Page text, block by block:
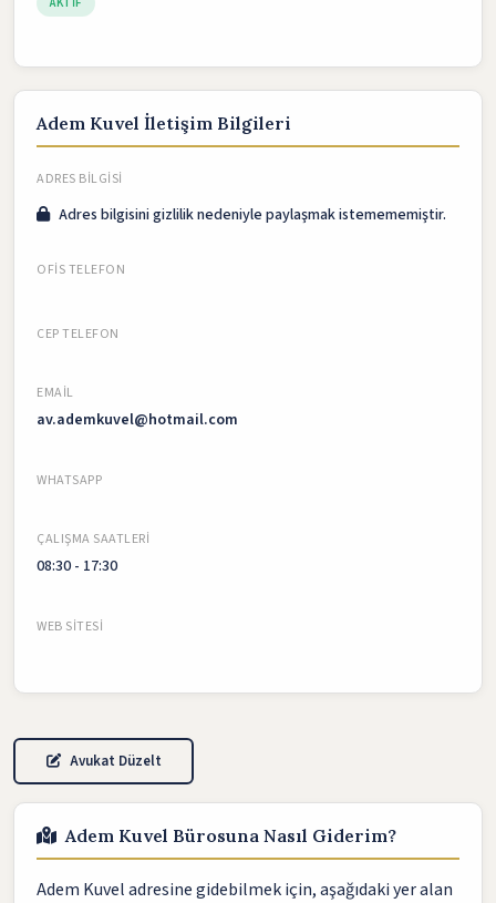
Adem Kuvel İletişim Bilgileri
ADRES BILGISI
Adres bilgisini gizlilik nedeniyle paylaşmak istemememiştir.
OFIS TELEFON
CEP TELEFON
EMAIL
av.ademkuvel@hotmail.com
WHATSAPP
ÇALIŞMA SAATLERI
08:30 - 17:30
WEB SITESI
Avukat Düzelt
Adem Kuvel Bürosuna Nasıl Giderim?
Adem Kuvel adresine gidebilmek için, aşağıdaki yer alan